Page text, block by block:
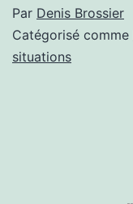
Par Denis Brossier
Catégorisé comme
situations